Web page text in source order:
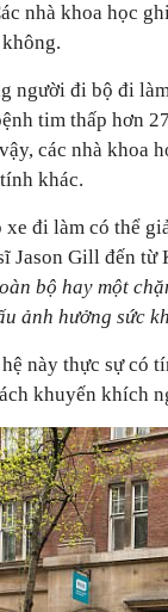
nhà khoa học
người đi bộ đi
tim thấp hơn
các nhà khoa
khác.
đi làm có thể
Jason Gill đến từ
bộ hay một
ảnh hưởng sức
này thực sự có
khuyến khích